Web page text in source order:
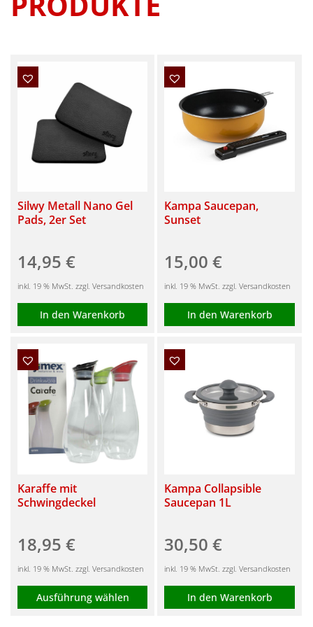
Silwy Metall Nano Gel
Pads, 2er Set
14,95 €
inkl. 19 % MwSt. zzgl. Versandkosten
In den Warenkorb
Kampa Saucepan,
Sunset
15,00€
inkl. 19 % MwSt. zzgl. Versandkosten
In den Warenkorb
Karaffe mit
Schwingdeckel
18,95 €
inkl. 19 % MwSt. zzgl. Versandkosten
Ausführung wählen
Kampa Collapsible
Saucepan 1L
30,50€
inkl. 19 % MwSt. zzgl. Versandkosten
In den Warenkorb